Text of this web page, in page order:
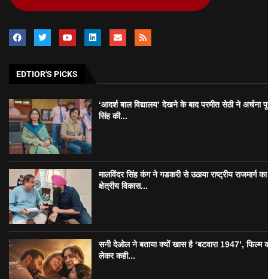
EDTIOR'S PICKS
‘आदर्श बाल विद्यालय’ देखने के बाद परमीत सेठी ने अर्चना
सिंह की...
मालविंदर सिंह कंग ने गडकरी से उठाया राष्ट्रीय राजमार्ग का
क्षेत्रीय विकास...
सनी देओल ने बताया क्यों खास है ‘बटवारा 1947’, फिल्म
लेकर कही...